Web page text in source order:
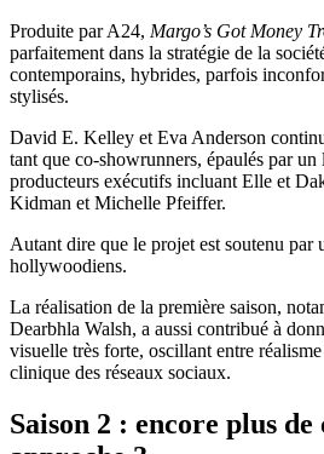
Produite par A24, Margo’s Got Money
parfaitement dans la stratégie de la
contemporains, hybrides, parfois
stylisés.
David E. Kelley et Eva Anderson
tant que co-showrunners, épaulés par un
producteurs exécutifs incluant Elle et
Kidman et Michelle Pfeiffer.
Autant dire que le projet est soutenu par
hollywoodiens.
La réalisation de la première saison,
Dearbhla Walsh, a aussi contribué à
visuelle très forte, oscillant entre
clinique des réseaux sociaux.
Saison 2 : encore plus de